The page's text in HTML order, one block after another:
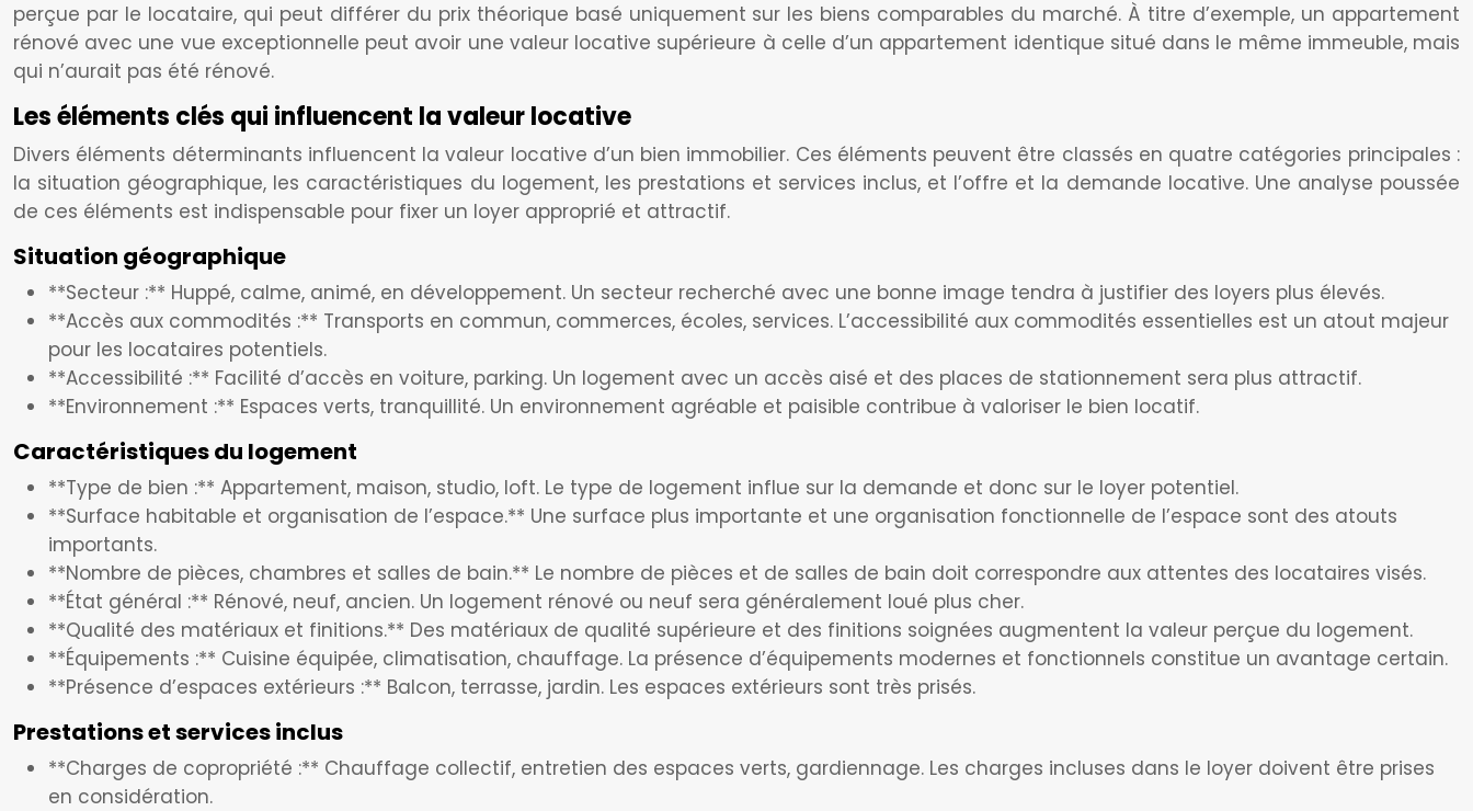
perçue par le locataire, qui peut différer du prix théorique basé uniquement sur les biens comparables du marché. À titre d’exemple, un appartement
rénové avec une vue exceptionnelle peut avoir une valeur locative supérieure à celle d’un appartement identique situé dans le même immeuble, mais
qui n’aurait pas été rénové.
Les éléments clés qui influencent la valeur locative
Divers éléments déterminants influencent la valeur locative d’un bien immobilier. Ces éléments peuvent être classés en quatre catégories principales :
la situation géographique, les caractéristiques du logement, les prestations et services inclus, et l’offre et la demande locative. Une analyse poussée
de ces éléments est indispensable pour fixer un loyer approprié et attractif.
Situation géographique
**Secteur :** Huppé, calme, animé, en développement. Un secteur recherché avec une bonne image tendra à justifier des loyers plus élevés.
**Accès aux commodités :** Transports en commun, commerces, écoles, services. L’accessibilité aux commodités essentielles est un atout majeur
pour les locataires potentiels.
**Accessibilité :** Facilité d’accès en voiture, parking. Un logement avec un accès aisé et des places de stationnement sera plus attractif.
**Environnement :** Espaces verts, tranquillité. Un environnement agréable et paisible contribue à valoriser le bien locatif.
Caractéristiques du logement
**Type de bien :** Appartement, maison, studio, loft. Le type de logement influe sur la demande et donc sur le loyer potentiel.
**Surface habitable et organisation de l’espace.** Une surface plus importante et une organisation fonctionnelle de l’espace sont des atouts
importants.
**Nombre de pièces, chambres et salles de bain.** Le nombre de pièces et de salles de bain doit correspondre aux attentes des locataires visés.
**État général :** Rénové, neuf, ancien. Un logement rénové ou neuf sera généralement loué plus cher.
**Qualité des matériaux et finitions.** Des matériaux de qualité supérieure et des finitions soignées augmentent la valeur perçue du logement.
**Équipements :** Cuisine équipée, climatisation, chauffage. La présence d’équipements modernes et fonctionnels constitue un avantage certain.
**Présence d’espaces extérieurs :** Balcon, terrasse, jardin. Les espaces extérieurs sont très prisés.
Prestations et services inclus
**Charges de copropriété :** Chauffage collectif, entretien des espaces verts, gardiennage. Les charges incluses dans le loyer doivent être prises
en considération.